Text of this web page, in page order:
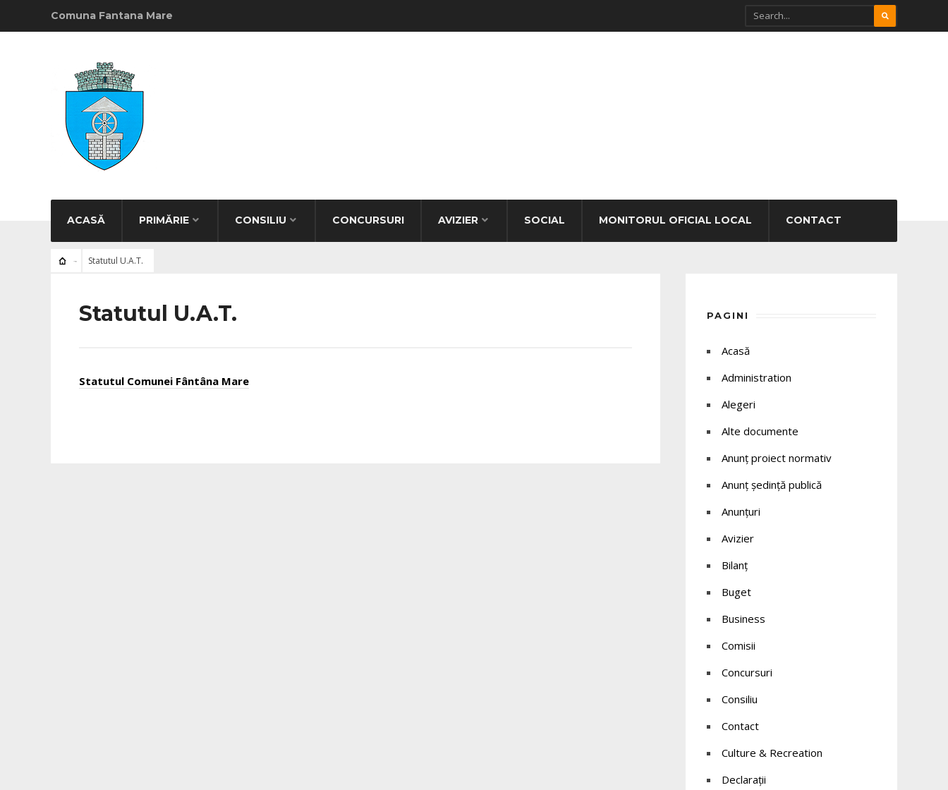
Comuna Fantana Mare
ACASĂ PRIMĂRIE CONSILIU CONCURSURI AVIZIER SOCIAL MONITORUL OFICIAL LOCAL CONTACT
Statutul U.A.T.
Statutul U.A.T.
Statutul Comunei Fântâna Mare
PAGINI
Acasă
Administration
Alegeri
Alte documente
Anunț proiect normativ
Anunț ședință publică
Anunțuri
Avizier
Bilanț
Buget
Business
Comisii
Concursuri
Consiliu
Contact
Culture & Recreation
Declaraţii